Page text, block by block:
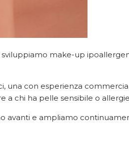
make-up
con esperienza
chi ha pelle sensibile o
avanti e ampliamo